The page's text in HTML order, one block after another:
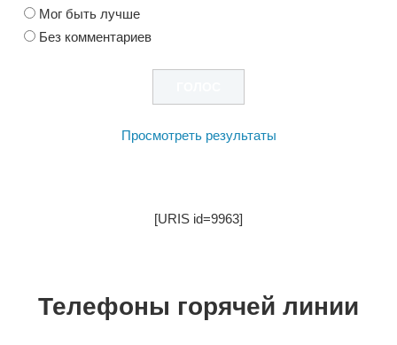
Мог быть лучше
Без комментариев
Просмотреть результаты
[URIS id=9963]
Телефоны горячей линии